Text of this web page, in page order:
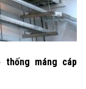
máng cáp